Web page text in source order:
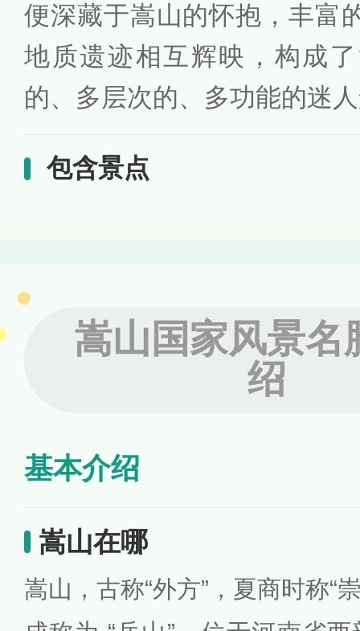
便深藏于嵩山的怀抱，丰富
地质遗迹相互辉映，构成
的、多层次的、多功能的迷
包含景点
嵩山国家风景名
绍
基本介绍
嵩山在哪
嵩山，古称“外方”，夏商时称“